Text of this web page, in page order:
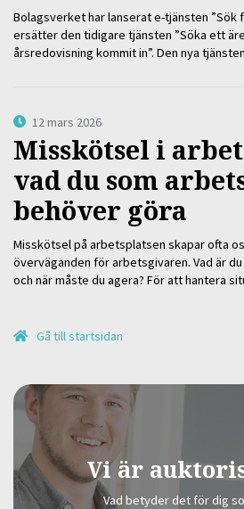
Bolagsverket har lanserat e-tjänsten ”Sök
ersätter den tidigare tjänsten ”Söka ett
årsredovisning kommit in”. Den nya
12 mars 2026
Misskötsel i
vad du som
behöver göra
Misskötsel på arbetsplatsen skapar ofta
överväganden för arbetsgivaren. Vad är
och när måste du agera? För att hantera
Gå till startsidan
Vi är
Vad betyder det för dig